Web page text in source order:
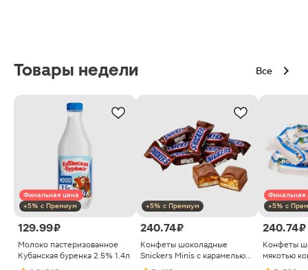
Товары недели Все
Финальная цена
+5% с Премиум
129.99 ₽
Молоко пастеризованное
Кубанская буренка 2.5% 1.4л
+5% с Премиум
240.74 ₽
Конфеты шоколадные
Snickers Minis с карамелью
арахисом и нугой
Финальная
+5% с
240.74 ₽
Конфеты
мякотью